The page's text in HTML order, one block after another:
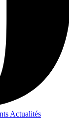
Actualités